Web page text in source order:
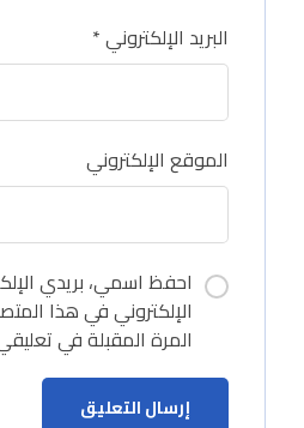
البريد الإلكتروني*
الموقع الإلكتروني
احفظ اسمي، بريدي
الإلكتروني في هذا
المرة المقبلة في